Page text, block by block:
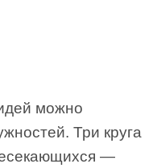
можно
Три круга
—